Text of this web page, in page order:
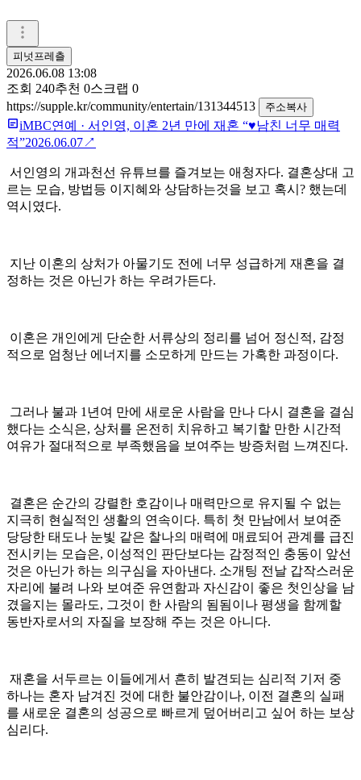
피넛프레츨
2026.06.08 13:08
조회 240추천 0스크랩 0
https://supple.kr/community/entertain/131344513
주소복사
iMBC연예 · 서인영, 이혼 2년 만에 재혼 “♥남친 너무 매력
적”2026.06.07↗
서인영의 개과천선 유튜브를 즐겨보는 애청자다. 결혼상대 고
르는 모습, 방법등 이지혜와 상담하는것을 보고 혹시? 했는데
역시였다.
지난 이혼의 상처가 아물기도 전에 너무 성급하게 재혼을 결
정하는 것은 아닌가 하는 우려가든다.
이혼은 개인에게 단순한 서류상의 정리를 넘어 정신적, 감정
적으로 엄청난 에너지를 소모하게 만드는 가혹한 과정이다.
그러나 불과 1년여 만에 새로운 사람을 만나 다시 결혼을 결심
했다는 소식은, 상처를 온전히 치유하고 복기할 만한 시간적
여유가 절대적으로 부족했음을 보여주는 방증처럼 느껴진다.
결혼은 순간의 강렬한 호감이나 매력만으로 유지될 수 없는
지극히 현실적인 생활의 연속이다. 특히 첫 만남에서 보여준
당당한 태도나 눈빛 같은 찰나의 매력에 매료되어 관계를 급진
전시키는 모습은, 이성적인 판단보다는 감정적인 충동이 앞선
것은 아닌가 하는 의구심을 자아낸다. 소개팅 전날 갑작스러운
자리에 불려 나와 보여준 유연함과 자신감이 좋은 첫인상을 남
겼을지는 몰라도, 그것이 한 사람의 됨됨이나 평생을 함께할
동반자로서의 자질을 보장해 주는 것은 아니다.
재혼을 서두르는 이들에게서 흔히 발견되는 심리적 기저 중
하나는 혼자 남겨진 것에 대한 불안감이나, 이전 결혼의 실패
를 새로운 결혼의 성공으로 빠르게 덮어버리고 싶어 하는 보상
심리다.